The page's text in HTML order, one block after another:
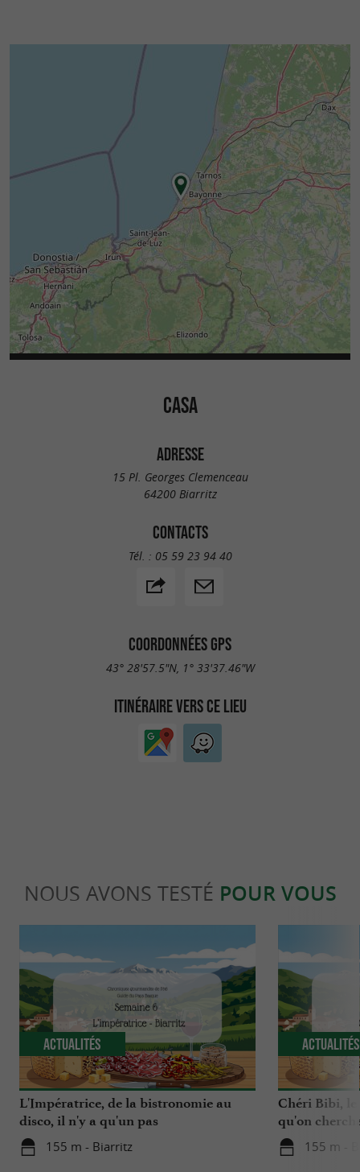
CASA
ADRESSE
15 Pl. Georges Clemenceau
64200 Biarritz
CONTACTS
Tél. : 05 59 23 94 40
COORDONNÉES GPS
43° 28'57.5"N, 1° 33'37.46"W
ITINÉRAIRE VERS CE LIEU
NOUS AVONS TESTÉ POUR VOUS
L'Impératrice, de la bistronomie au
disco, il n'y a qu'un pas
155 m - Biarritz
Actualités
Chéri Bibi,
qu'on
155 m -
Actualités